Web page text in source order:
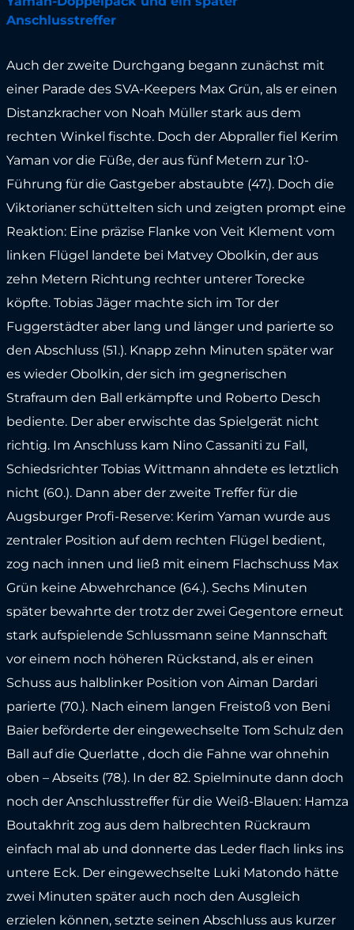
Anschlusstreffer
Auch der zweite Durchgang begann zunächst mit
einer Parade des SVA-Keepers Max Grün, als er einen
Distanzkracher von Noah Müller stark aus dem
rechten Winkel fischte. Doch der Abpraller fiel Kerim
Yaman vor die Füße, der aus fünf Metern zur 1:0-
Führung für die Gastgeber abstaubte (47.). Doch die
Viktorianer schüttelten sich und zeigten prompt eine
Reaktion: Eine präzise Flanke von Veit Klement vom
linken Flügel landete bei Matvey Obolkin, der aus
zehn Metern Richtung rechter unterer Torecke
köpfte. Tobias Jäger machte sich im Tor der
Fuggerstädter aber lang und länger und parierte so
den Abschluss (51.). Knapp zehn Minuten später war
es wieder Obolkin, der sich im gegnerischen
Strafraum den Ball erkämpfte und Roberto Desch
bediente. Der aber erwischte das Spielgerät nicht
richtig. Im Anschluss kam Nino Cassaniti zu Fall,
Schiedsrichter Tobias Wittmann ahndete es letztlich
nicht (60.). Dann aber der zweite Treffer für die
Augsburger Profi-Reserve: Kerim Yaman wurde aus
zentraler Position auf dem rechten Flügel bedient,
zog nach innen und ließ mit einem Flachschuss Max
Grün keine Abwehrchance (64.). Sechs Minuten
später bewahrte der trotz der zwei Gegentore erneut
stark aufspielende Schlussmann seine Mannschaft
vor einem noch höheren Rückstand, als er einen
Schuss aus halblinker Position von Aiman Dardari
parierte (70.). Nach einem langen Freistoß von Beni
Baier beförderte der eingewechselte Tom Schulz den
Ball auf die Querlatte , doch die Fahne war ohnehin
oben – Abseits (78.). In der 82. Spielminute dann doch
noch der Anschlusstreffer für die Weiß-Blauen: Hamza
Boutakhrit zog aus dem halbrechten Rückraum
einfach mal ab und donnerte das Leder flach links ins
untere Eck. Der eingewechselte Luki Matondo hätte
zwei Minuten später auch noch den Ausgleich
erzielen können, setzte seinen Abschluss aus kurzer